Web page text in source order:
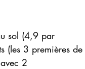
sol (4,9 par
(les 3 premières de
2